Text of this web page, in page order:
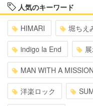
人気のキーワード
HIMARI 堀ちえ
indigo la End
MAN WITH A MISSION
洋楽ロック